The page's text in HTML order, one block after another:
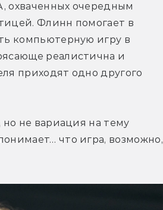
охваченных очередным
Флинн помогает в
компьютерную игру в
реалистична и
приходят одно другого
не вариация на тему
что игра, возможно,